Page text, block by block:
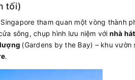
tối)
tham quan một vòng thành
sông, chụp hình lưu niệm với nhà hát
(Gardens by the Bay) – khu vườn
.